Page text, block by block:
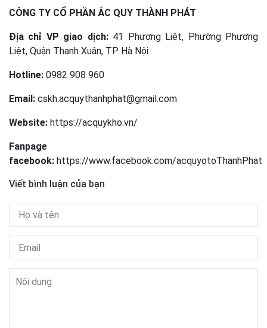
CÔNG TY CỔ PHẦN ẮC QUY THÀNH PHÁT
Địa chỉ VP giao dịch:41 Phương Liệt, Phường Phương
Liệt, Quận Thanh Xuân, TP Hà Nội
Hotline: 0982 908 960
Email: cskh.acquythanhphat@gmail.com
Website: https://acquykho.vn/
Fanpage
facebook: https://www.facebook.com/acquyotoThanhPhat
Viết bình luận của bạn